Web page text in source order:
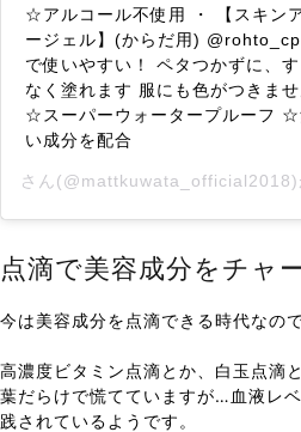
☆アルコール不使用 ・ 【スキン
ージェル】(からだ用)
で使いやすい！ ペタつかずに、
なく塗れます 服にも色がつきま
☆スーパーウォータープルーフ
い成分を配合
さん(@mattkuwata_official2018)
点滴で美容成分をチャ
今は美容成分を点滴できる時代なの
高濃度ビタミン点滴とか、白玉点滴
葉だらけで慌てていますが…血液レ
践されているようです。